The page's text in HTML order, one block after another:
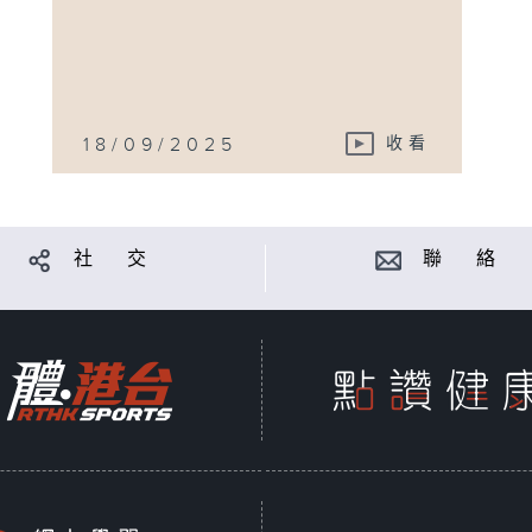
18/09/2025 收看
社 交 聯 絡